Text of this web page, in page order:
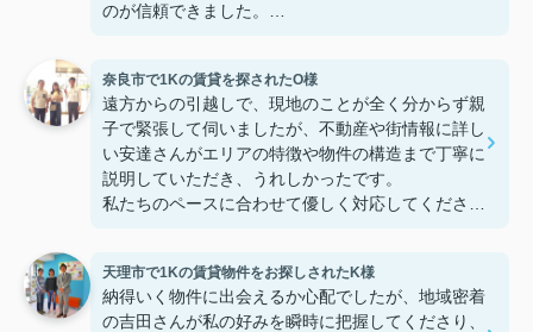
のが信頼できました。
す。
奈良市で1Kの賃貸を探されたO様
遠方からの引越しで、現地のことが全く分からず親
子で緊張して伺いましたが、不動産や街情報に詳し
い安達さんがエリアの特徴や物件の構造まで丁寧に
説明していただき、うれしかったです。
私たちのペースに合わせて優しく対応してくださっ
り、感謝しています。安達さん、ありがとうござい
ました！
天理市で1Kの賃貸物件をお探しされたK様
納得いく物件に出会えるか心配でしたが、地域密着
の吉田さんが私の好みを瞬時に把握してくださり、